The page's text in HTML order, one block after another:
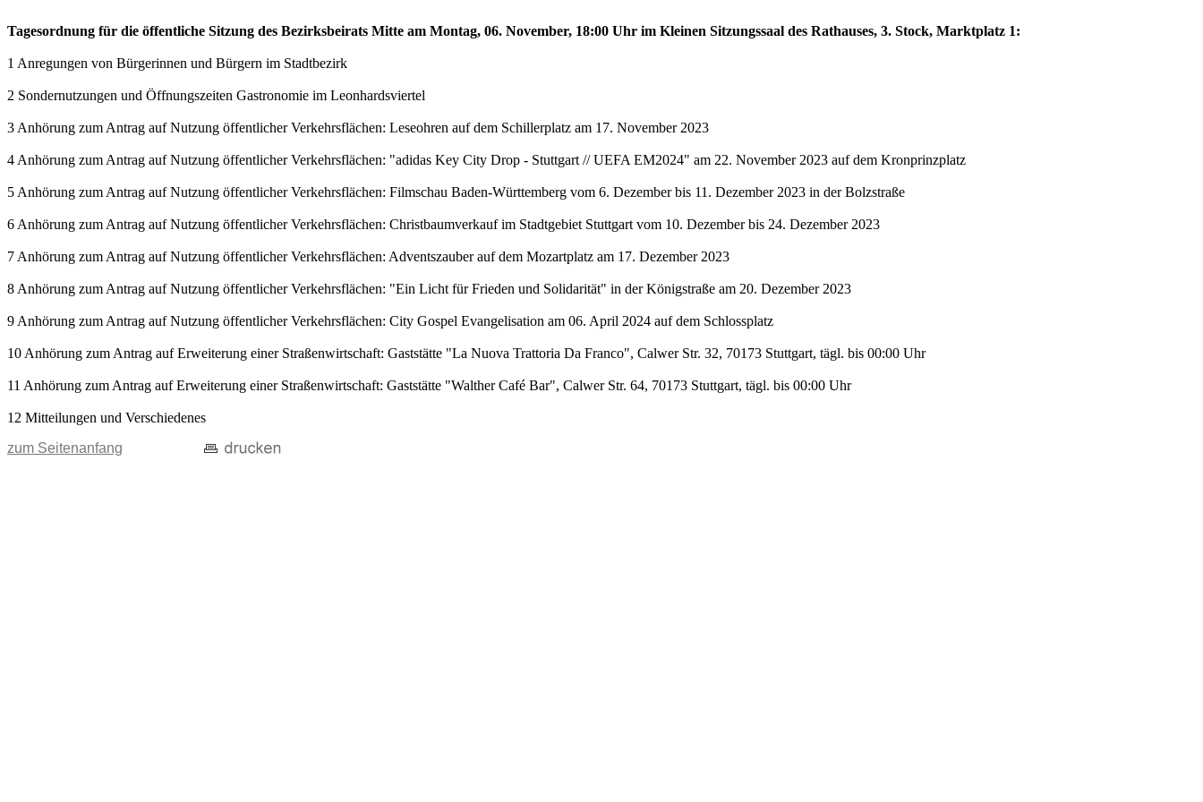
Tagesordnung für die öffentliche Sitzung des Bezirksbeirats Mitte am Montag, 06. November, 18:00 Uhr im Kleinen Sitzungssaal des Rathauses, 3. Stock, Marktplatz 1:
1 Anregungen von Bürgerinnen und Bürgern im Stadtbezirk
2 Sondernutzungen und Öffnungszeiten Gastronomie im Leonhardsviertel
3 Anhörung zum Antrag auf Nutzung öffentlicher Verkehrsflächen: Leseohren auf dem Schillerplatz am 17. November 2023
4 Anhörung zum Antrag auf Nutzung öffentlicher Verkehrsflächen: "adidas Key City Drop - Stuttgart // UEFA EM2024" am 22. November 2023 auf dem Kronprinzplatz
5 Anhörung zum Antrag auf Nutzung öffentlicher Verkehrsflächen: Filmschau Baden-Württemberg vom 6. Dezember bis 11. Dezember 2023 in der Bolzstraße
6 Anhörung zum Antrag auf Nutzung öffentlicher Verkehrsflächen: Christbaumverkauf im Stadtgebiet Stuttgart vom 10. Dezember bis 24. Dezember 2023
7 Anhörung zum Antrag auf Nutzung öffentlicher Verkehrsflächen: Adventszauber auf dem Mozartplatz am 17. Dezember 2023
8 Anhörung zum Antrag auf Nutzung öffentlicher Verkehrsflächen: "Ein Licht für Frieden und Solidarität" in der Königstraße am 20. Dezember 2023
9 Anhörung zum Antrag auf Nutzung öffentlicher Verkehrsflächen: City Gospel Evangelisation am 06. April 2024 auf dem Schlossplatz
10 Anhörung zum Antrag auf Erweiterung einer Straßenwirtschaft: Gaststätte "La Nuova Trattoria Da Franco", Calwer Str. 32, 70173 Stuttgart, tägl. bis 00:00 Uhr
11 Anhörung zum Antrag auf Erweiterung einer Straßenwirtschaft: Gaststätte "Walther Café Bar", Calwer Str. 64, 70173 Stuttgart, tägl. bis 00:00 Uhr
12 Mitteilungen und Verschiedenes
zum Seitenanfang